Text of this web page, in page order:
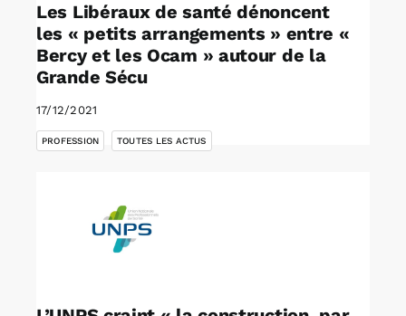
Les Libéraux de santé dénoncent
les « petits arrangements » entre «
Bercy et les Ocam » autour de la
Grande Sécu
17/12/2021
PROFESSION TOUTES LES ACTUS